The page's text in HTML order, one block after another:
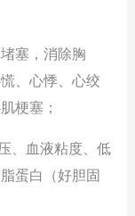
塞，消除胸
、心悸、心绞
梗塞；
、血液粘度、低
蛋白（好胆固